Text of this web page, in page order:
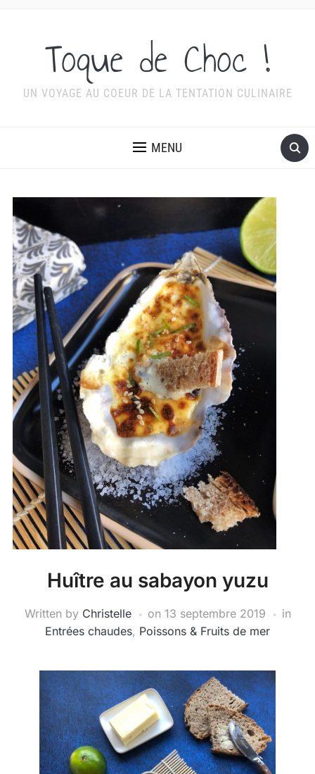
Toque de Choc !
UN VOYAGE AU COEUR DE LA TENTATION CULINAIRE
MENU
Huître au sabayon yuzu
Written by Christelle on 13 septembre 2019
in
Entrées chaudes, Poissons & Fruits de mer